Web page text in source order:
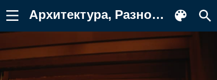
Архитектура, Разное, Фонарь, Коридор Фон для телефона